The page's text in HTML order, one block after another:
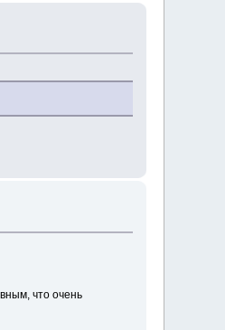
что очень